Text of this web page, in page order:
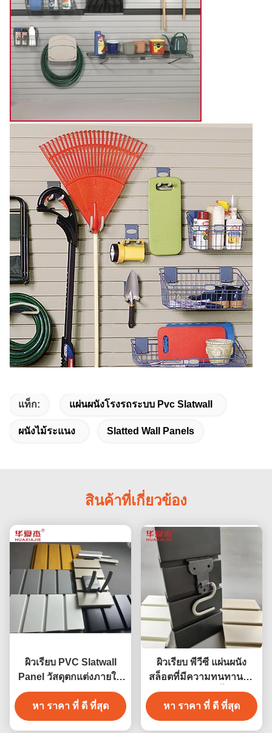
แท็ก: แผ่นผนังโรงรถระบบ Pvc Slatwall
ผนังไม้ระแนง Slatted Wall Panels
สินค้าที่เกี่ยวข้อง
ผิวเรียบ PVC Slatwall
Panel วัสดุตกแต่งภายใน
โรงรถ
หา ราคา ที่ ดี ที่สุด
ผิวเรียบ พีวีซี แผ่นผนัง
สล็อตที่มีความทนทานต่อ
ไฟและการติดตั้งง่าย
หา ราคา ที่ ดี ที่สุด